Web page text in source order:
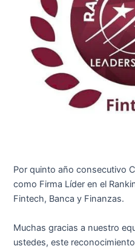
Por quinto año consecutivo
como Firma Líder en el
Fintech, Banca y Finanzas.
Muchas gracias a nuestro
ustedes, este